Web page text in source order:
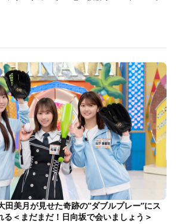
田美月が見せた奇跡の“ダブルプレー”にス
る＜まだまだ！日向坂で会いましょう＞